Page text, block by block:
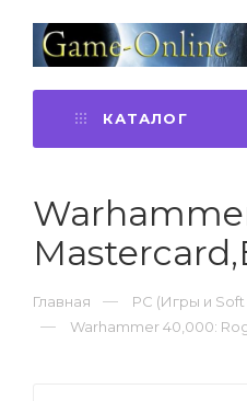
КАТАЛОГ
Главная PC (Игры и
Warhammer 40,000: